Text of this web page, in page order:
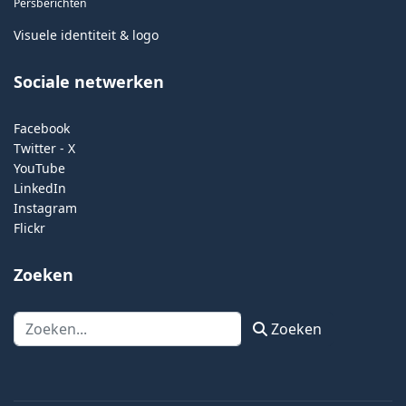
Persberichten
Visuele identiteit & logo
Sociale netwerken
Facebook
Twitter - X
YouTube
LinkedIn
Instagram
Flickr
Zoeken
Zoeken Zoeken